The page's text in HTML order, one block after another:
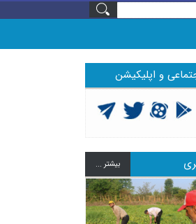
و اپلیکیشن
بيشتر ...